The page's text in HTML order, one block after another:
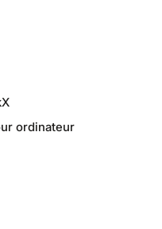
ordinateur